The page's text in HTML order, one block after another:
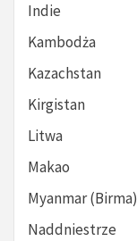
Indie
Kambodża
Kazachstan
Kirgistan
Litwa
Makao
Myanmar (Birma)
Naddniestrze